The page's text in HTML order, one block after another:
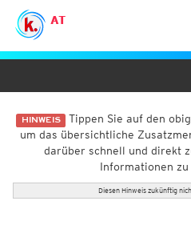
AT
HINWEIS Tippen Sie auf den
um das übersichtliche
darüber schnell und direkt
Informationen zu
Diesen Hinweis zukünftig